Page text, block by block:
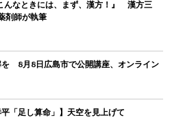
んなときには、まず、漢方！』 漢方三
剤師が執筆
8月8日広島市で公開講座、オンライン
「足し算命」】天空を見上げて